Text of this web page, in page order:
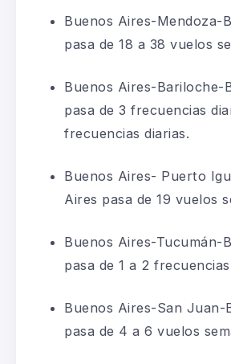
Buenos Aires-Mendoza-
pasa de 18 a 38 vuelos
Buenos Aires-Bariloche-
pasa de 3 frecuencias
frecuencias diarias.
Buenos Aires- Puerto
Aires pasa de 19 vuelos
Buenos Aires-Tucumán-
pasa de 1 a 2
Buenos Aires-San Juan-
pasa de 4 a 6 vuelos